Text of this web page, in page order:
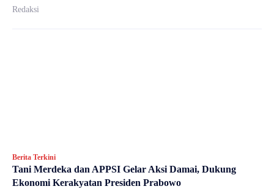
Redaksi
Berita Terkini
Tani Merdeka dan APPSI Gelar Aksi Damai, Dukung
Ekonomi Kerakyatan Presiden Prabowo